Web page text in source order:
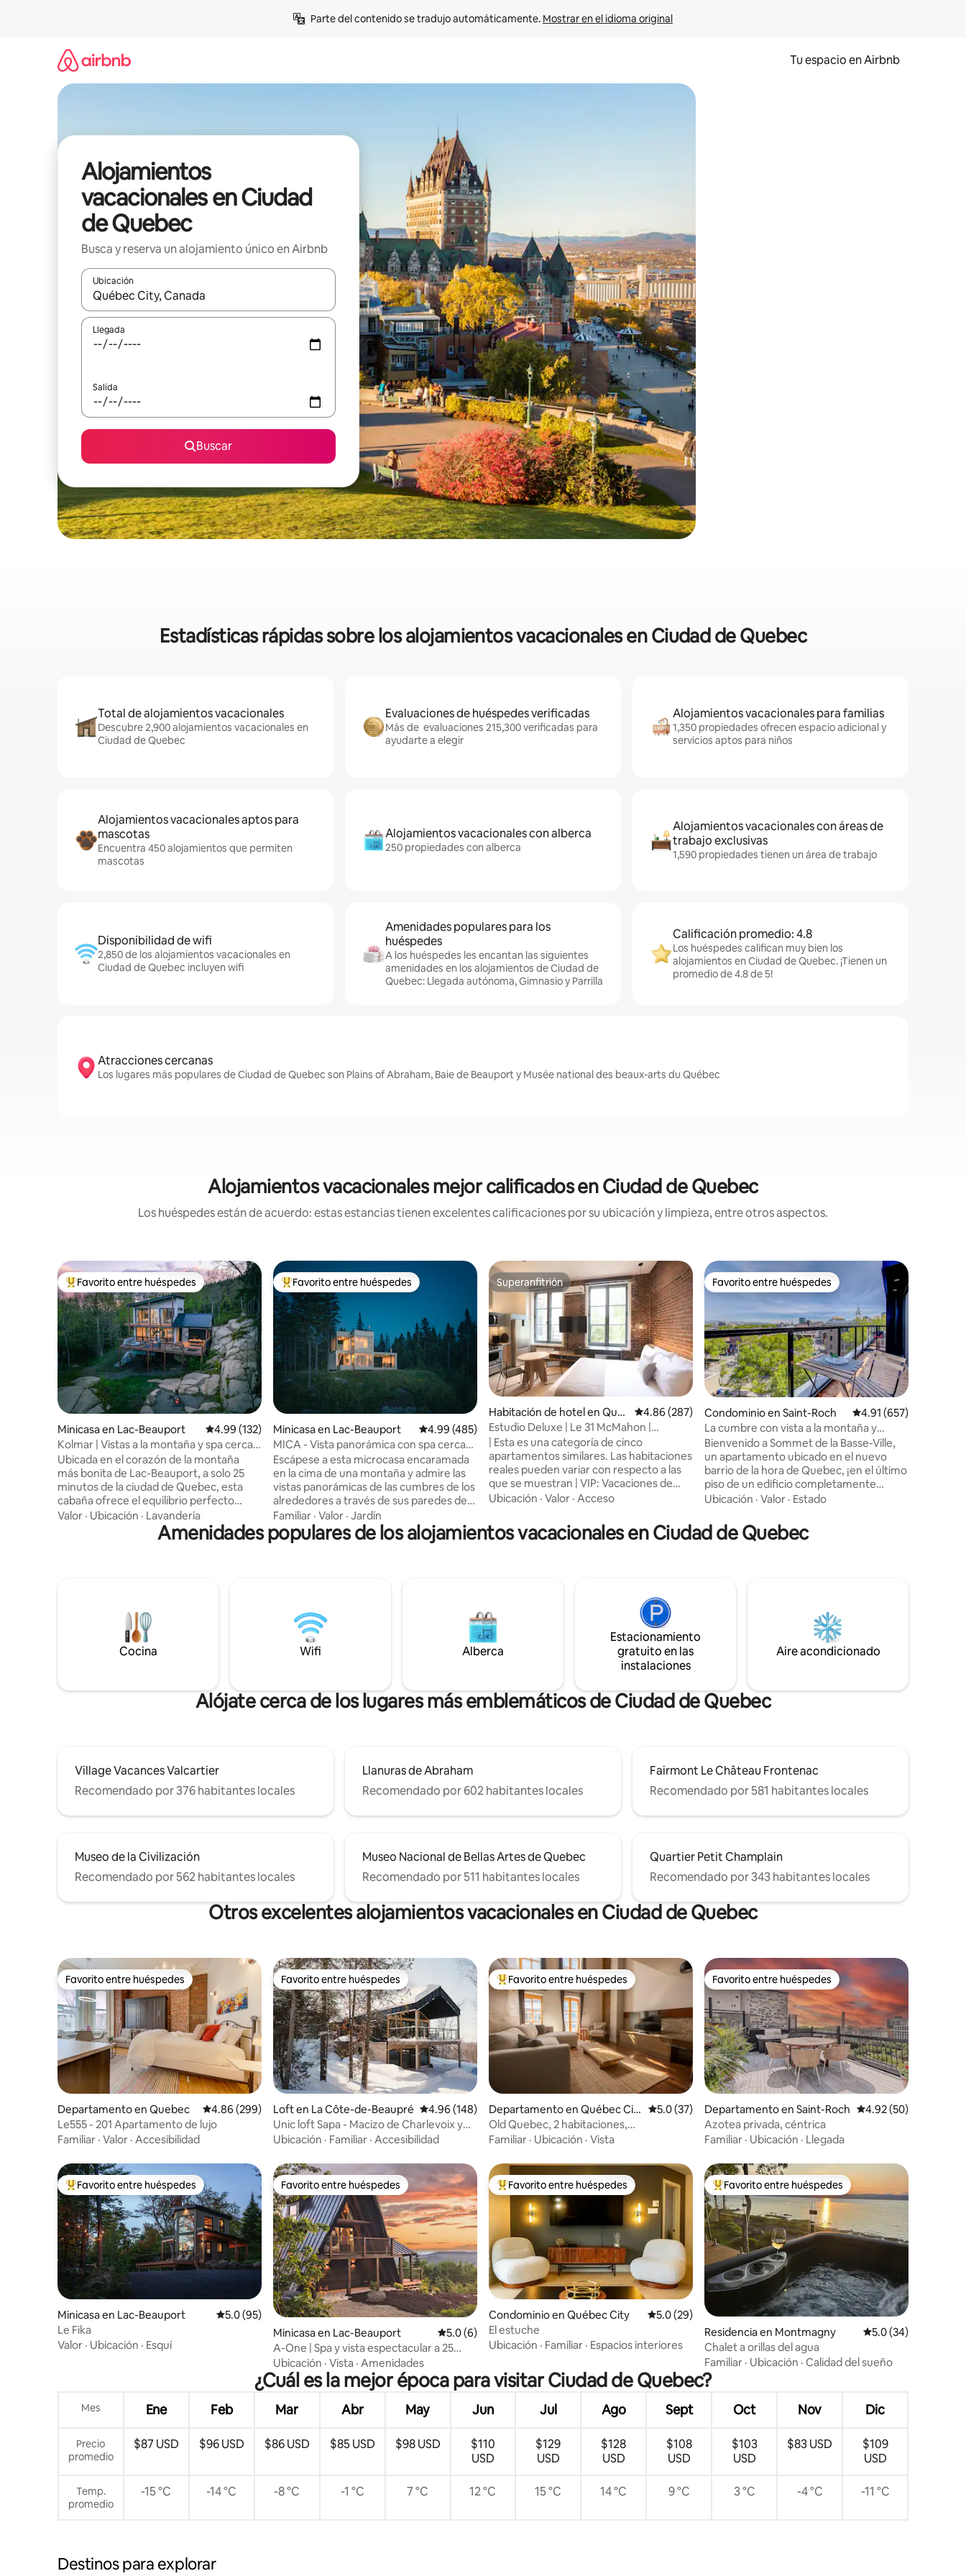
Parte del contenido se tradujo automáticamente. Mostrar en el idioma original
Tu espacio en Airbnb
Alojamientos
vacacionales en Ciudad
de Quebec
Busca y reserva un alojamiento único en Airbnb
Ubicación
Cuando los resultados estén disponibles, podrás navegar usando las teclas de las flechas hacia arriba y hacia abajo, o bien tocando y deslizando la pantalla.
Llegada
Salida
Buscar
Estadísticas rápidas sobre los alojamientos vacacionales en Ciudad de Quebec
Total de alojamientos vacacionales
Descubre 2,900 alojamientos vacacionales en
Ciudad de Quebec
Evaluaciones de huéspedes verificadas
Más de evaluaciones 215,300 verificadas para
ayudarte a elegir
Alojamientos vacacionales para familias
1,350 propiedades ofrecen espacio adicional y
servicios aptos para niños
Alojamientos vacacionales aptos para
mascotas
Encuentra 450 alojamientos que permiten
mascotas
Alojamientos vacacionales con alberca
250 propiedades con alberca
Alojamientos vacacionales con áreas de
trabajo exclusivas
1,590 propiedades tienen un área de trabajo
Disponibilidad de wifi
2,850 de los alojamientos vacacionales en
Ciudad de Quebec incluyen wifi
Amenidades populares para los
huéspedes
A los huéspedes les encantan las siguientes
amenidades en los alojamientos de Ciudad de
Quebec: Llegada autónoma, Gimnasio y Parrilla
Calificación promedio: 4.8
Los huéspedes califican muy bien los
alojamientos en Ciudad de Quebec. ¡Tienen un
promedio de 4.8 de 5!
Atracciones cercanas
Los lugares más populares de Ciudad de Quebec son Plains of Abraham, Baie de Beauport y Musée national des beaux-arts du Québec
Alojamientos vacacionales mejor calificados en Ciudad de Quebec
Los huéspedes están de acuerdo: estas estancias tienen excelentes calificaciones por su ubicación y limpieza, entre otros aspectos.
De los mejores en Favorito entre huéspedes
Favorito entre huéspedes
Minicasa en Lac-Beauport Calificación promedio: 4.99 de 5; 132 evaluaciones
4.99 (132)
Kolmar | Vistas a la montaña y spa cerca
de la ciudad de Quebec
Ubicada en el corazón de la montaña
más bonita de Lac-Beauport, a solo 25
minutos de la ciudad de Quebec, esta
cabaña ofrece el equilibrio perfecto
entre naturaleza y comodidad. Ubicado
en Domaine Le Maelström, disfruta de
actividades como senderismo, ciclismo
buscan tranquilidad. Relájate, recarga
energías y sumérgete en la belleza de la
naturaleza. Un verdadero refugio de
montaña, ideal tanto para la aventura
Valor · Ubicación · Lavandería
De los mejores en Favorito entre huéspedes
Favorito entre huéspedes
Minicasa en Lac-Beauport Calificación promedio: 4.99 de 5; 485 evaluaciones
4.99 (485)
MICA - Vista panorámica con spa cerca
de Quebec
Escápese a esta microcasa encaramada
en la cima de una montaña y admire las
vistas panorámicas de las cumbres de los
alrededores a través de sus paredes de
vidrio. Relájese en el spa, accesible en
cualquier época del año, mientras
disfruta de las puestas de sol más
época del año. Una experiencia íntima e
inolvidable, cerca de la mítica ciudad de
Quebec, declarada Patrimonio de la
Humanidad por la UNESCO.
Familiar · Valor · Jardín
Superanfitrión
Superanfitrión
Habitación de hotel en Que
bec
Calificación promedio: 4.86 de 5; 287 evaluaciones
4.86 (287)
Estudio Deluxe | Le 31 McMahon |
Superior
| Esta es una categoría de cinco
apartamentos similares. Las habitaciones
reales pueden variar con respecto a las
que se muestran | VIP: Vacaciones de
Prestigio Inmersivo. Vive unas
casco antiguo de Quebec. Los
apartamentos completamente
(registro autónomo) con sencillez y
comodidad. Disfruta de un barrio
vibrante lleno de historia.
Ubicación · Valor · Acceso
Favorito entre huéspedes
Favorito entre huéspedes
Condominio en Saint-Roch Calificación promedio:
4.91 (657)
La cumbre con vista a la montaña y
estacionamiento privado
Bienvenido a Sommet de la Basse-Ville,
un apartamento ubicado en el nuevo
barrio de la hora de Quebec, ¡en el último
piso de un edificio completamente
nuevo! A dos pasos del casco antiguo de
Sommet le ofrece un apartamento
totalmente equipado con aire
de la ciudad de Quebec y las Laurentides!
Ubicación · Valor · Estado
Amenidades populares de los alojamientos vacacionales en Ciudad de Quebec
Cocina Wifi Alberca
Estacionamiento
gratuito en las
instalaciones
Aire acondicionado
Alójate cerca de los lugares más emblemáticos de Ciudad de Quebec
Village Vacances Valcartier
Recomendado por 376 habitantes locales
Llanuras de Abraham
Recomendado por 602 habitantes locales
Fairmont Le Château Frontenac
Recomendado por 581 habitantes locales
Museo de la Civilización
Recomendado por 562 habitantes locales
Museo Nacional de Bellas Artes de Quebec
Recomendado por 511 habitantes locales
Quartier Petit Champlain
Recomendado por 343 habitantes locales
Otros excelentes alojamientos vacacionales en Ciudad de Quebec
Favorito entre huéspedes
Favorito entre huéspedes
Departamento en Quebec Calificación promedio: 4.86 de 5; 299 evaluaciones
4.86 (299)
Le555 - 201 Apartamento de lujo
Familiar · Valor · Accesibilidad
Favorito entre huéspedes
Favorito entre huéspedes
Loft en La Côte-de-Beaupré Calificación promedio: 4.96 de 5; 148 evaluaciones
4.96 (148)
Unic loft Sapa - Macizo de Charlevoix y
Mont-Sainte-Anne
Ubicación · Familiar · Accesibilidad
De los mejores en Favorito entre huéspedes
Favorito entre huéspedes
Departamento en Québec Cit
y
Calificación promedio: 5.0 de 5; 37 evaluaciones
5.0 (37)
Old Quebec, 2 habitaciones,
2 estacionamientos gratuitos, aire
Familiar · Ubicación · Vista
Favorito entre huéspedes
Favorito entre huéspedes
Departamento en Saint-Roch Calificación
4.92 (50)
Azotea privada, céntrica
Familiar · Ubicación · Llegada
De los mejores en Favorito entre huéspedes
Favorito entre huéspedes
Minicasa en Lac-Beauport Calificación promedio: 5.0 de 5; 95 evaluaciones
5.0 (95)
Le Fika
Valor · Ubicación · Esquí
Favorito entre huéspedes
Favorito entre huéspedes
Minicasa en Lac-Beauport Calificación promedio: 5.0 de 5; 6 evaluaciones
5.0 (6)
A-One | Spa y vista espectacular a 25
minutos de Quebec
Ubicación · Vista · Amenidades
De los mejores en Favorito entre huéspedes
Favorito entre huéspedes
Condominio en Québec City Calificación promedio: 5.0 de 5; 29 evaluaciones
5.0 (29)
El estuche
Ubicación · Familiar · Espacios interiores
De los mejores en Favorito entre huéspedes
Favorito entre huéspedes
Residencia en Montmagny Calificación
5.0 (34)
Chalet a orillas del agua
Familiar · Ubicación · Calidad del sueño
¿Cuál es la mejor época para visitar Ciudad de Quebec?
Mes Ene Feb Mar Abr May Jun Jul Ago Sept Oct Nov Dic
Precio
promedio
$87 USD $96 USD $86 USD $85 USD $98 USD
$110
USD
$129
USD
$128
USD
$108
USD
$103
USD
$83 USD
$109
USD
Temp.
promedio
-15 °C -14 °C -8 °C -1 °C 7 °C 12 °C 15 °C 14 °C 9 °C 3 °C -4 °C -11 °C
Destinos para explorar